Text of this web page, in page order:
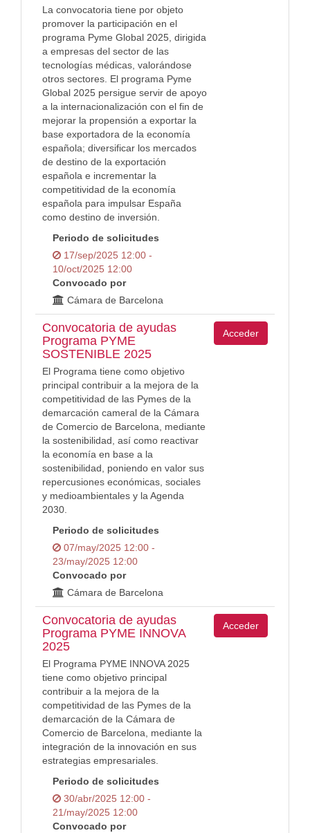
La convocatoria tiene por objeto
promover la participación en el
programa Pyme Global 2025, dirigida
a empresas del sector de las
tecnologías médicas, valorándose
otros sectores. El programa Pyme
Global 2025 persigue servir de apoyo
a la internacionalización con el fin de
mejorar la propensión a exportar la
base exportadora de la economía
española; diversificar los mercados
de destino de la exportación
española e incrementar la
competitividad de la economía
española para impulsar España
como destino de inversión.
Periodo de solicitudes
17/sep/2025 12:00 -
10/oct/2025 12:00
Convocado por
Cámara de Barcelona
Convocatoria de ayudas
Programa PYME
SOSTENIBLE 2025
El Programa tiene como objetivo
principal contribuir a la mejora de la
competitividad de las Pymes de la
demarcación cameral de la Cámara
de Comercio de Barcelona, mediante
la sostenibilidad, así como reactivar
la economía en base a la
sostenibilidad, poniendo en valor sus
repercusiones económicas, sociales
y medioambientales y la Agenda
2030.
Periodo de solicitudes
07/may/2025 12:00 -
23/may/2025 12:00
Convocado por
Cámara de Barcelona
Acceder
Convocatoria de ayudas
Programa PYME INNOVA
2025
El Programa PYME INNOVA 2025
tiene como objetivo principal
contribuir a la mejora de la
competitividad de las Pymes de la
demarcación de la Cámara de
Comercio de Barcelona, mediante la
integración de la innovación en sus
estrategias empresariales.
Periodo de solicitudes
30/abr/2025 12:00 -
21/may/2025 12:00
Convocado por
Acceder